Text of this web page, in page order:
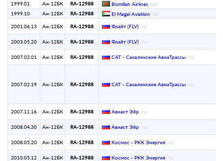
1999.01
Ан-12БК RA-12988 Bismillah Airlines bd
1999.10
Ан-12БК RA-12988 El Magal Aviation sd
2001.06.13 Ан-12БК RA-12988 Флайт (FLV) ru
2003.05.20 Ан-12БК RA-12988 Флайт (FLV) ru
2007.02.01 Ан-12БК RA-12988 САТ - Сахалинские АвиаТрассы ru
2007.02.19 Ан-12БК RA-12988 САТ - Сахалинские АвиаТрассы ru
2007.11.16 Ан-12БК RA-12988 Авиаст Эйр ru
2008.04.30 Ан-12БК RA-12988 Авиаст Эйр ru
2008.05.20 Ан-12БК RA-12988 Космос - РКК Энергия ru
2010.05.12 Ан-12БК RA-12988 Космос - РКК Энергия ru